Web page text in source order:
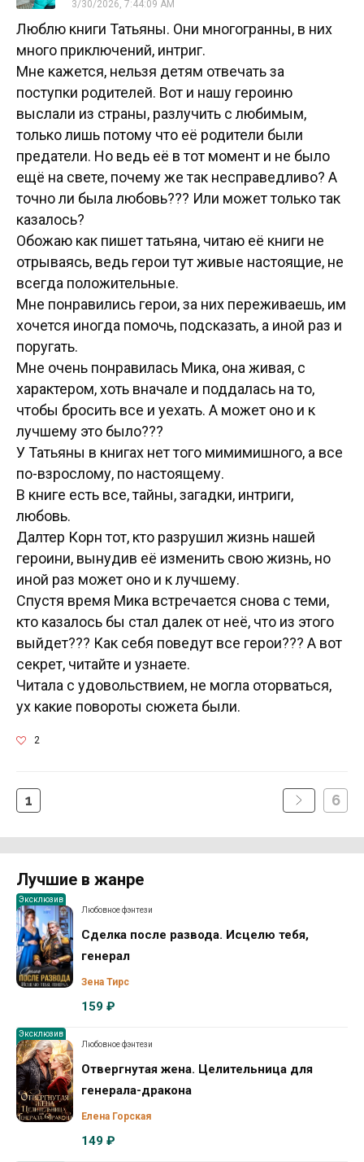
3/30/2026, 7:44:09 AM
Люблю книги Татьяны. Они многогранны, в них
много приключений, интриг.
Мне кажется, нельзя детям отвечать за
поступки родителей. Вот и нашу героиню
выслали из страны, разлучить с любимым,
только лишь потому что её родители были
предатели. Но ведь её в тот момент и не было
ещё на свете, почему же так несправедливо? А
точно ли была любовь??? Или может только так
казалось?
Обожаю как пишет татьяна, читаю её книги не
отрываясь, ведь герои тут живые настоящие, не
всегда положительные.
Мне понравились герои, за них переживаешь, им
хочется иногда помочь, подсказать, а иной раз и
поругать.
Мне очень понравилась Мика, она живая, с
характером, хоть вначале и поддалась на то,
чтобы бросить все и уехать. А может оно и к
лучшему это было???
У Татьяны в книгах нет того мимимишного, а все
по-взрослому, по настоящему.
В книге есть все, тайны, загадки, интриги,
любовь.
Далтер Корн тот, кто разрушил жизнь нашей
героини, вынудив её изменить свою жизнь, но
иной раз может оно и к лучшему.
Спустя время Мика встречается снова с теми,
кто казалось бы стал далек от неё, что из этого
выйдет??? Как себя поведут все герои??? А вот
секрет, читайте и узнаете.
Читала с удовольствием, не могла оторваться,
ух какие повороты сюжета были.
2
1 6
Лучшие в жанре
Эксклюзив
Любовное фэнтези
Сделка после развода. Исцелю тебя,
генерал
Зена Тирс
159 ₽
Эксклюзив
Любовное фэнтези
Отвергнутая жена. Целительница для
генерала-дракона
Елена Горская
149 ₽